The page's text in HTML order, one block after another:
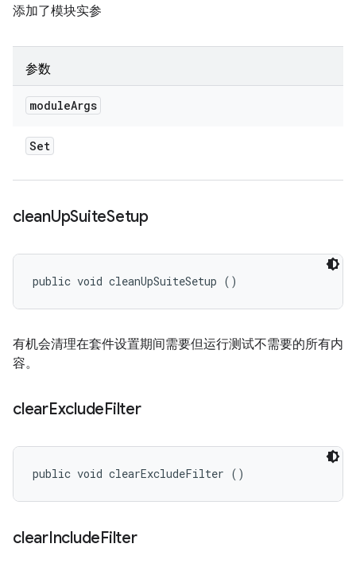
添加了模块实参
参数
moduleArgs
Set
cleanUpSuiteSetup
public void cleanUpSuiteSetup ()
有机会清理在套件设置期间需要但运行测试不需要的所有内
容。
clearExcludeFilter
public void clearExcludeFilter ()
clearIncludeFilter